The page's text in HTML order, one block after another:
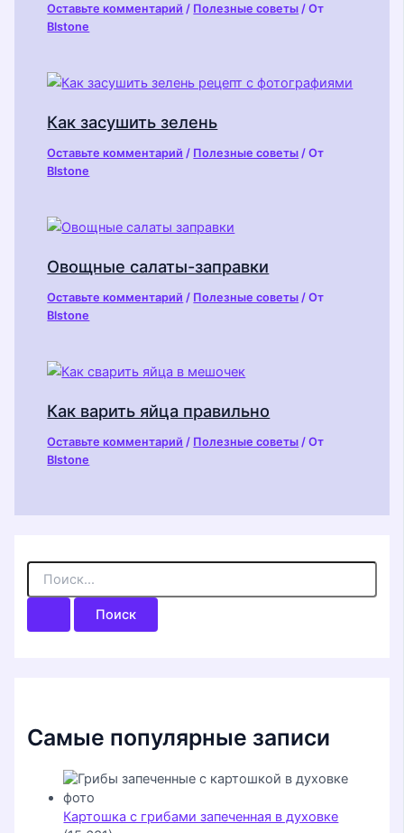
Оставьте комментарий / Полезные советы / От
Blstone
Как засушить зелень
Оставьте комментарий / Полезные советы / От
Blstone
Овощные салаты-заправки
Оставьте комментарий / Полезные советы / От
Blstone
Как варить яйца правильно
Оставьте комментарий / Полезные советы / От
Blstone
П
и
Самые популярные записи
Картошка с грибами запеченная в духовке